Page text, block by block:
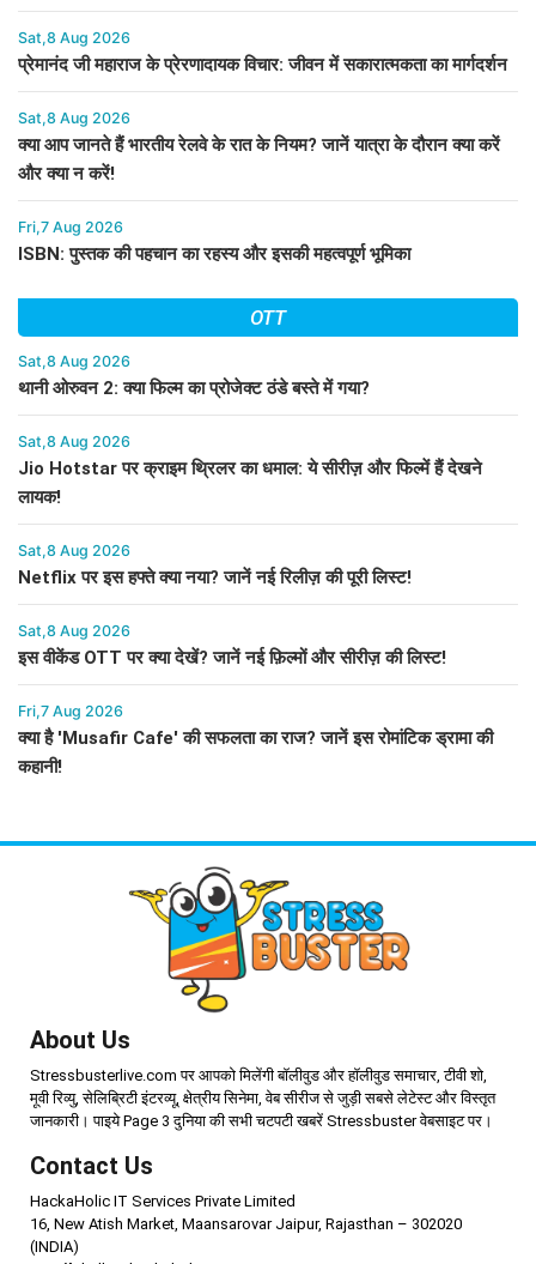
Sat,8 Aug 2026
प्रेमानंद जी महाराज के प्रेरणादायक विचार: जीवन में सकारात्मकता का मार्गदर्शन
Sat,8 Aug 2026
क्या आप जानते हैं भारतीय रेलवे के रात के नियम? जानें यात्रा के दौरान क्या करें
और क्या न करें!
Fri,7 Aug 2026
ISBN: पुस्तक की पहचान का रहस्य और इसकी महत्वपूर्ण भूमिका
OTT
Sat,8 Aug 2026
थानी ओरुवन 2: क्या फिल्म का प्रोजेक्ट ठंडे बस्ते में गया?
Sat,8 Aug 2026
Jio Hotstar पर क्राइम थ्रिलर का धमाल: ये सीरीज़ और फिल्में हैं देखने
लायक!
Sat,8 Aug 2026
Netflix पर इस हफ्ते क्या नया? जानें नई रिलीज़ की पूरी लिस्ट!
Sat,8 Aug 2026
इस वीकेंड OTT पर क्या देखें? जानें नई फ़िल्मों और सीरीज़ की लिस्ट!
Fri,7 Aug 2026
क्या है 'Musafir Cafe' की सफलता का राज? जानें इस रोमांटिक ड्रामा की
कहानी!
About Us
Stressbusterlive.com पर आपको मिलेंगी बॉलीवुड और हॉलीवुड समाचार, टीवी शो,
मूवी रिव्यु, सेलिब्रिटी इंटरव्यू, क्षेत्रीय सिनेमा, वेब सीरीज से जुड़ी सबसे लेटेस्ट और विस्तृत
जानकारी। पाइये Page 3 दुनिया की सभी चटपटी खबरें Stressbuster वेबसाइट पर।
Contact Us
HackaHolic IT Services Private Limited
16, New Atish Market, Maansarovar Jaipur, Rajasthan – 302020
(INDIA)